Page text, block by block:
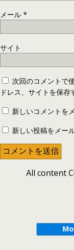
メール *
サイト
次回のコメントで
ドレス、サイトを保存
新しいコメントを
新しい投稿をメー
All content